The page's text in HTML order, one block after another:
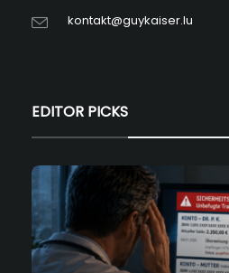
kontakt@guykaiser.lu
EDITOR PICKS